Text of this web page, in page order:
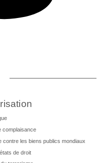
complaisance
contre les biens publics mondiaux
de droit